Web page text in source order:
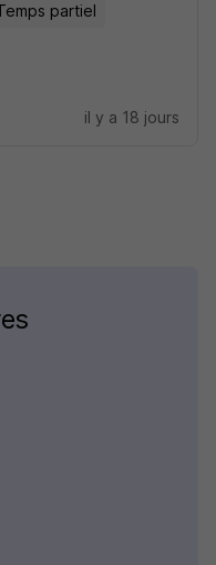
partiel
il y a 18 jours